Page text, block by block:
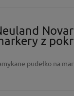
z
pudełko na